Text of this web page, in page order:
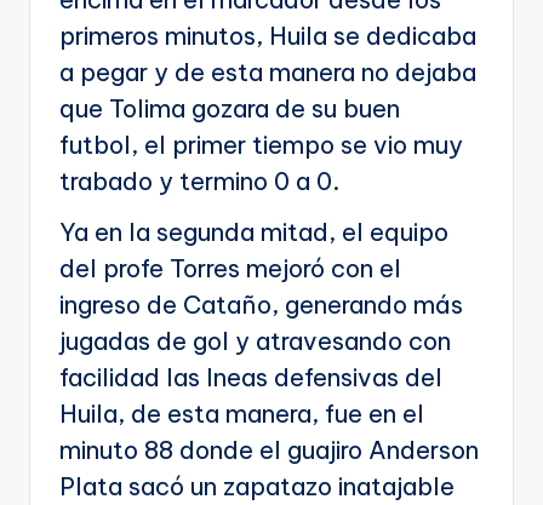
primeros minutos, Huila se dedicaba
a pegar y de esta manera no dejaba
que Tolima gozara de su buen
futbol, el primer tiempo se vio muy
trabado y termino 0 a 0.
Ya en la segunda mitad, el equipo
del profe Torres mejoró con el
ingreso de Cataño, generando más
jugadas de gol y atravesando con
facilidad las lneas defensivas del
Huila, de esta manera, fue en el
minuto 88 donde el guajiro Anderson
Plata sacó un zapatazo inatajable